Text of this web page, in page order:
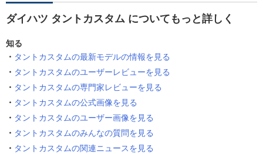
ダイハツ タントカスタム についてもっと詳しく
知る
タントカスタムの最新モデルの情報を見る
タントカスタムのユーザーレビューを見る
タントカスタムの専門家レビューを見る
タントカスタムの公式画像を見る
タントカスタムのユーザー画像を見る
タントカスタムのみんなの質問を見る
タントカスタムの関連ニュースを見る